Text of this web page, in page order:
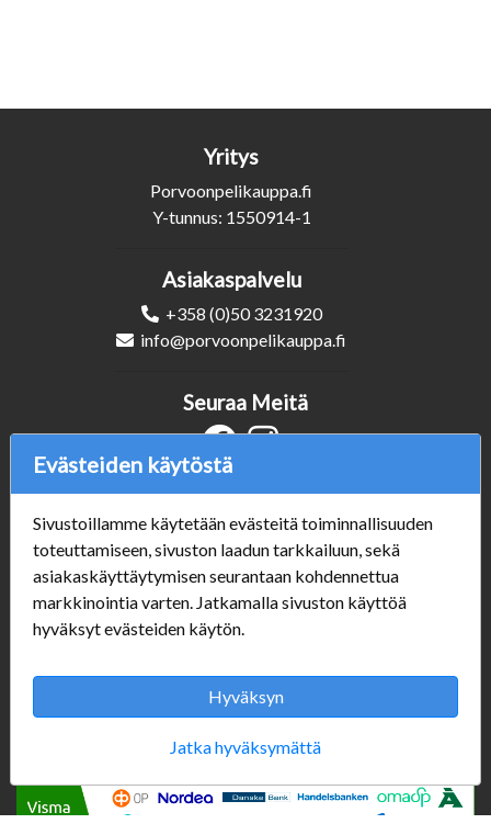
Yritys
Porvoonpelikauppa.fi
Y-tunnus: 1550914-1
Asiakaspalvelu
+358 (0)50 3231920
info@porvoonpelikauppa.fi
#Yhteiskuntavastuu
#porvoonsithlord
Tilaus- ja toimitusehdot
ALE TUOTTEET
Aukioloajat:
Seuraa Meitä
Evästeiden käytöstä
Sivustoillamme käytetään evästeitä toiminnallisuuden
toteuttamiseen, sivuston laadun tarkkailuun, sekä
asiakaskäyttäytymisen seurantaan kohdennettua
markkinointia varten. Jatkamalla sivuston käyttöä
hyväksyt evästeiden käytön.
Hyväksyn
Jatka hyväksymättä